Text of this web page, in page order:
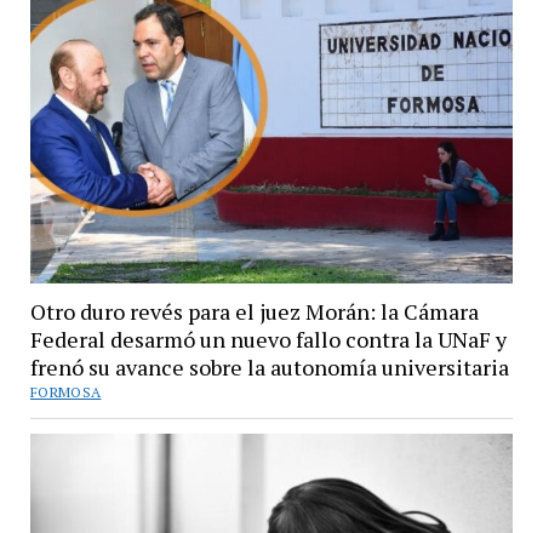
Otro duro revés para el juez Morán: la Cámara
Federal desarmó un nuevo fallo contra la UNaF y
frenó su avance sobre la autonomía universitaria
FORMOSA